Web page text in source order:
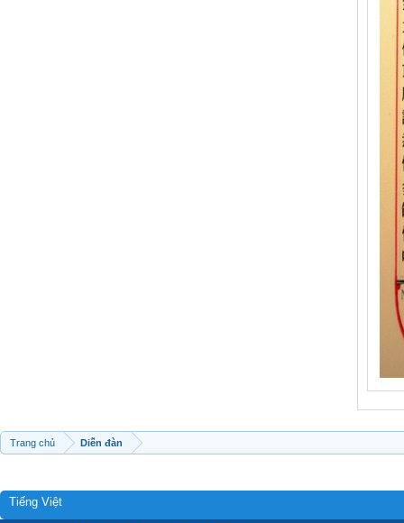
Trang chủ Diễn đàn
Tiếng Việt